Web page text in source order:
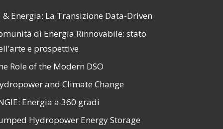
& Energia: La Transizione Data-Driven
di Energia Rinnovabile: stato
e prospettive
Role of the Modern DSO
and Climate Change
Energia a 360 gradi
Hydropower Energy Storage